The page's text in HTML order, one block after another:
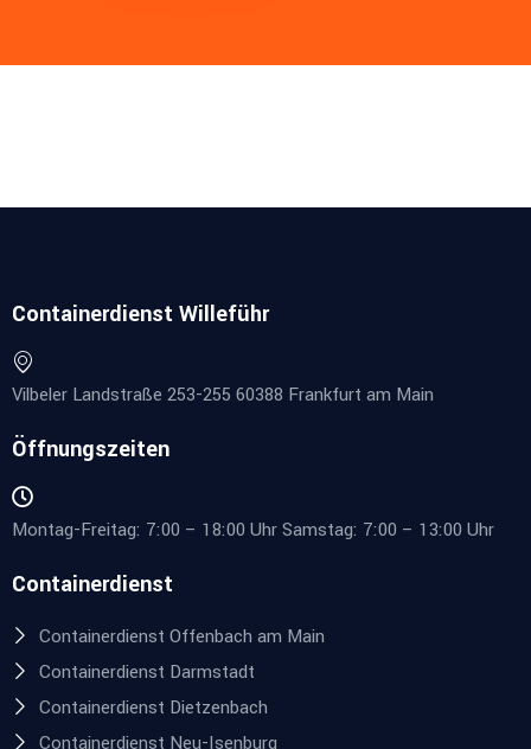
Containerdienst Willeführ
Vilbeler Landstraße 253-255 60388 Frankfurt am Main
Öffnungszeiten
Montag-Freitag: 7:00 – 18:00 Uhr Samstag: 7:00 – 13:00 Uhr
Containerdienst
Containerdienst Offenbach am Main
Containerdienst Darmstadt
Containerdienst Dietzenbach